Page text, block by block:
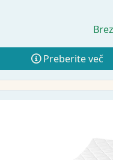
Preberite več